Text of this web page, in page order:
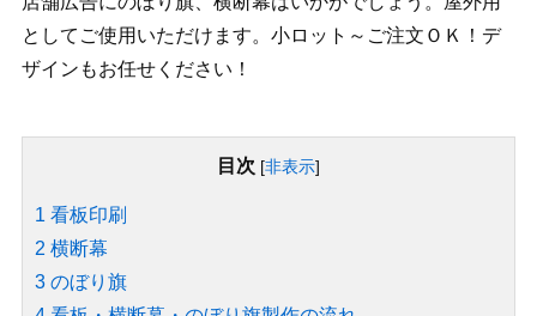
としてご使用いただけます。小ロット～ご注文ＯＫ！デ
ザインもお任せください！
目次 [非表示]
1 看板印刷
2 横断幕
3 のぼり旗